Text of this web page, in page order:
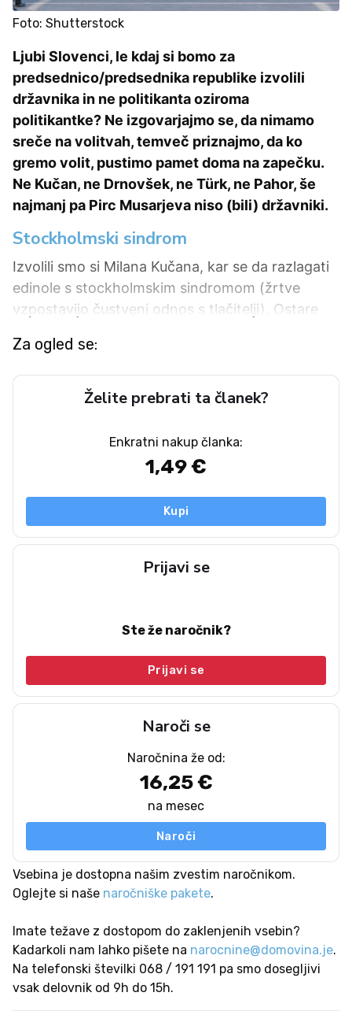
Foto: Shutterstock
Ljubi Slovenci, le kdaj si bomo za
predsednico/predsednika republike izvolili
državnika in ne politikanta oziroma
politikantke? Ne izgovarjajmo se, da nimamo
sreče na volitvah, temveč priznajmo, da ko
gremo volit, pustimo pamet doma na zapečku.
Ne Kučan, ne Drnovšek, ne Türk, ne Pahor, še
najmanj pa Pirc Musarjeva niso (bili) državniki.
Stockholmski sindrom
Izvolili smo si Milana Kučana, kar se da razlagati
edinole s stockholmskim sindromom (žrtve
vzpostavijo čustveni odnos s tlačitelji). Ostare
Za ogled se:
Želite prebrati ta članek?
Enkratni nakup članka:
1,49 €
Kupi
Prijavi se
Ste že naročnik?
Prijavi se
Naroči se
Naročnina že od:
16,25 €
na mesec
Naroči
Vsebina je dostopna našim zvestim naročnikom.
Oglejte si naše naročniške pakete.
Imate težave z dostopom do zaklenjenih vsebin?
Kadarkoli nam lahko pišete na narocnine@domovina.je.
Na telefonski številki 068 / 191 191 pa smo dosegljivi
vsak delovnik od 9h do 15h.